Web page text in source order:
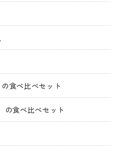
食べ比べセット
の食べ比べセット